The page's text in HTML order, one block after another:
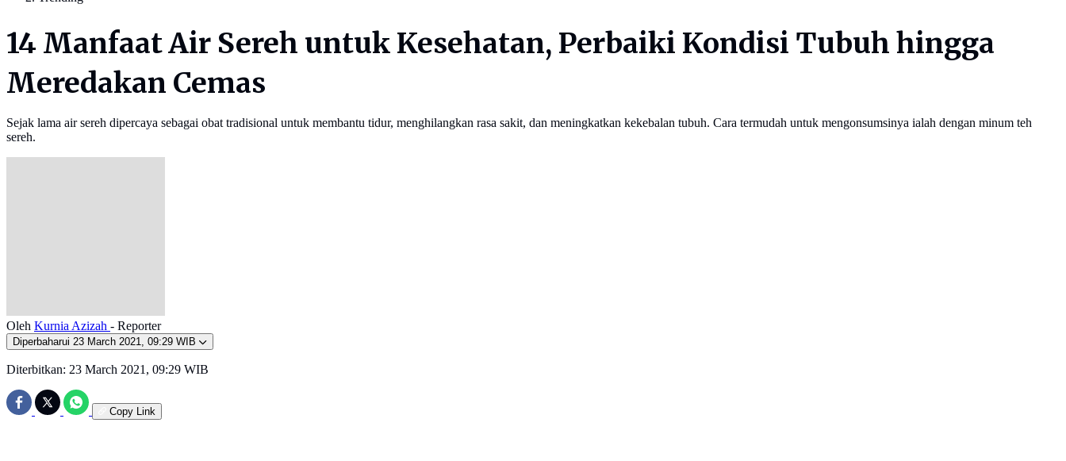
14 Manfaat Air Sereh untuk Kesehatan, Perbaiki Kondisi Tubuh hingga
Meredakan Cemas
Sejak lama air sereh dipercaya sebagai obat tradisional untuk membantu tidur, menghilangkan rasa sakit, dan meningkatkan kekebalan tubuh. Cara termudah untuk mengonsumsinya ialah dengan minum teh
sereh.
Oleh Kurnia Azizah - Reporter
Diperbaharui 23 March 2021, 09:29 WIB
Diterbitkan: 23 March 2021, 09:29 WIB
Copy Link